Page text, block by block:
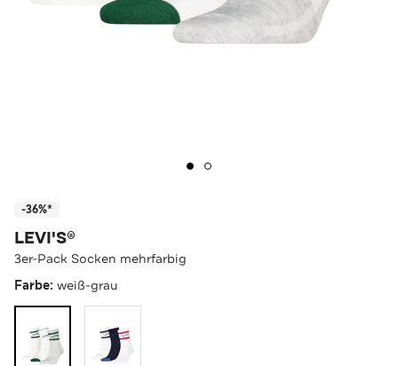
-36%*
LEVI'S®
3er-Pack Socken mehrfarbig
Farbe: weiß-grau